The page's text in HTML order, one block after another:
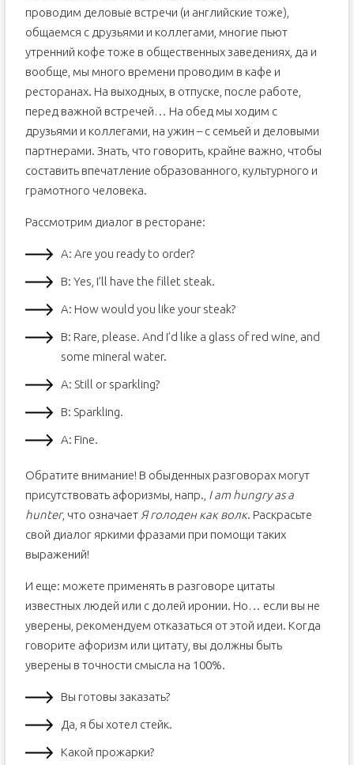
проводим деловые встречи (и английские тоже),
общаемся с друзьями и коллегами, многие пьют
утренний кофе тоже в общественных заведениях, да и
вообще, мы много времени проводим в кафе и
ресторанах. На выходных, в отпуске, после работе,
перед важной встречей… На обед мы ходим с
друзьями и коллегами, на ужин – с семьей и деловыми
партнерами. Знать, что говорить, крайне важно, чтобы
составить впечатление образованного, культурного и
грамотного человека.
Рассмотрим диалог в ресторане:
А: Are you ready to order?
В: Yes, I’ll have the fillet steak.
А: How would you like your steak?
В: Rare, please. And I’d like a glass of red wine, and
some mineral water.
А: Still or sparkling?
В: Sparkling.
А: Fine.
Обратите внимание! В обыденных разговорах могут
присутствовать афоризмы, напр., I am hungry as a
hunter, что означает Я голоден как волк. Раскрасьте
свой диалог яркими фразами при помощи таких
выражений!
И еще: можете применять в разговоре цитаты
известных людей или с долей иронии. Но… если вы не
уверены, рекомендуем отказаться от этой идеи. Когда
говорите афоризм или цитату, вы должны быть
уверены в точности смысла на 100%.
Вы готовы заказать?
Да, я бы хотел стейк.
Какой прожарки?